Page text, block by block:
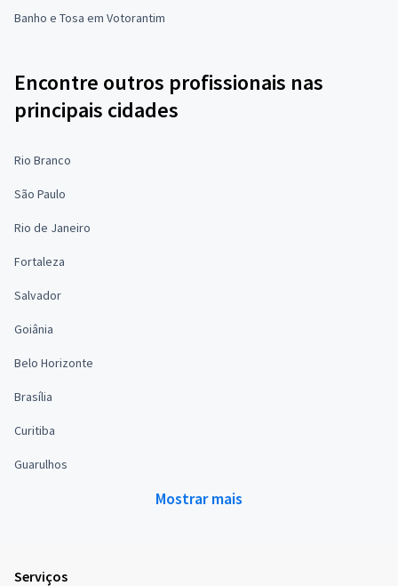
Banho e Tosa em Votorantim
Encontre outros profissionais nas
principais cidades
Rio Branco
São Paulo
Rio de Janeiro
Fortaleza
Salvador
Goiânia
Belo Horizonte
Brasília
Curitiba
Guarulhos
Mostrar mais
Serviços